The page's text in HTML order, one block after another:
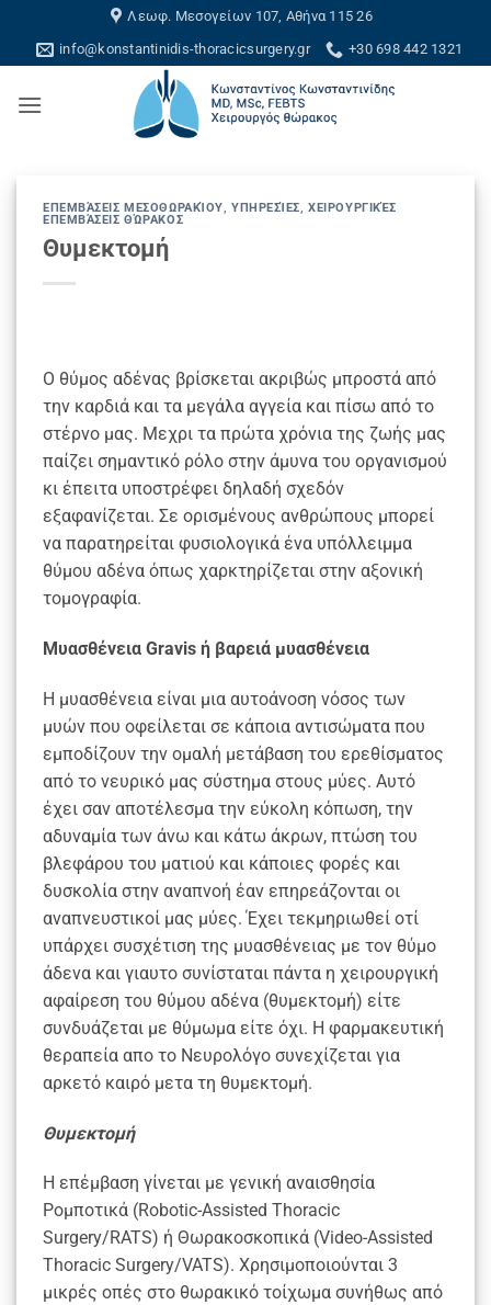
content
Λεωφ. Μεσογείων 107, Αθήνα 115 26
info@konstantinidis-thoracicsurgery.gr
+30 698 442 1321
ΕΠΕΜΒΆΣΕΙΣ ΜΕΣΟΘΩΡΑΚΊΟΥ,ΥΠΗΡΕΣΊΕΣ,ΧΕΙΡΟΥΡΓΙΚΈΣ
ΕΠΕΜΒΆΣΕΙΣ ΘΏΡΑΚΟΣ
Θυμεκτομή
Ο θύμος αδένας βρίσκεται ακριβώς μπροστά από
την καρδιά και τα μεγάλα αγγεία και πίσω από το
στέρνο μας. Μεχρι τα πρώτα χρόνια της ζωής μας
παίζει σημαντικό ρόλο στην άμυνα του οργανισμού
κι έπειτα υποστρέφει δηλαδή σχεδόν
εξαφανίζεται. Σε ορισμένους ανθρώπους μπορεί
να παρατηρείται φυσιολογικά ένα υπόλλειμμα
θύμου αδένα όπως χαρκτηρίζεται στην αξονική
τομογραφία.
Μυασθένεια Gravis ή βαρειά μυασθένεια
Η μυασθένεια είναι μια αυτοάνοση νόσος των
μυών που οφείλεται σε κάποια αντισώματα που
εμποδίζουν την ομαλή μετάβαση του ερεθίσματος
από το νευρικό μας σύστημα στους μύες. Αυτό
έχει σαν αποτέλεσμα την εύκολη κόπωση, την
αδυναμία των άνω και κάτω άκρων, πτώση του
βλεφάρου του ματιού και κάποιες φορές και
δυσκολία στην αναπνοή έαν επηρεάζονται οι
αναπνευστικοί μας μύες. Έχει τεκμηριωθεί οτί
υπάρχει συσχέτιση της μυασθένειας με τον θύμο
άδενα και γιαυτο συνίσταται πάντα η χειρουργική
αφαίρεση του θύμου αδένα (θυμεκτομή) είτε
συνδυάζεται με θύμωμα είτε όχι. Η φαρμακευτική
θεραπεία απο το Νευρολόγο συνεχίζεται για
αρκετό καιρό μετα τη θυμεκτομή.
Θυμεκτομή
Η επέμβαση γίνεται με γενική αναισθησία
Ρομποτικά (Robotic-Assisted Thoracic
Surgery/RATS) ή Θωρακοσκοπικά (Video-Assisted
Thoracic Surgery/VATS). Χρησιμοποιούνται 3
μικρές οπές στο θωρακικό τοίχωμα συνήθως από